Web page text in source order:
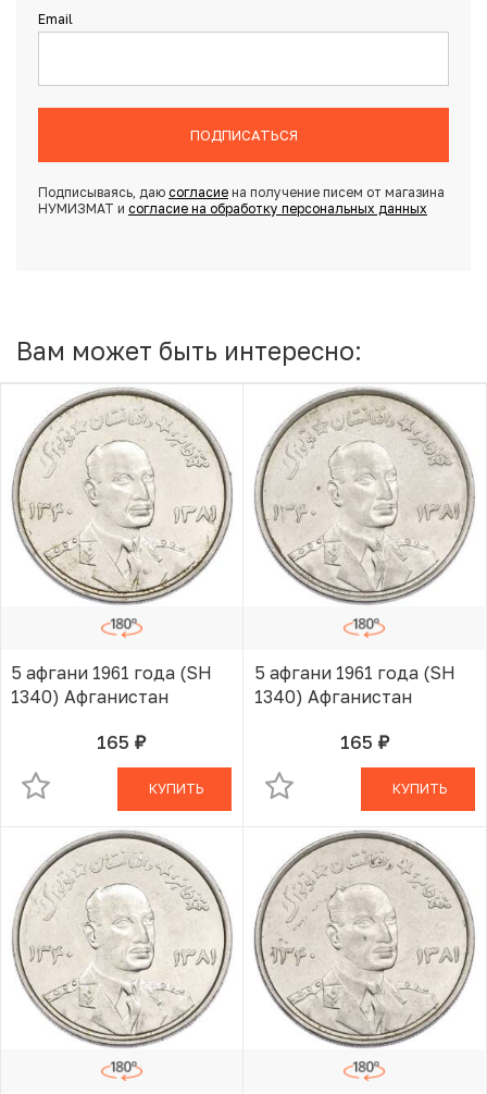
Email
ПОДПИСАТЬСЯ
Подписываясь, даю согласиена получение писем от магазина
НУМИЗМАТ и согласие на обработку персональных данных
Вам может быть интересно:
5 афгани 1961 года (SH
1340) Афганистан
165 руб.В КОРЗИНЕ
КУПИТЬ
5 афгани 1961 года (SH
1340) Афганистан
165 руб.В КОРЗИНЕ
КУПИТЬ